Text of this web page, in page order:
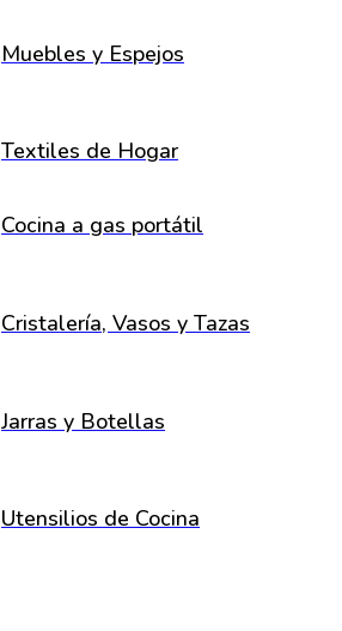
Muebles y Espejos
Textiles de Hogar
Cocina a gas portátil
Cristalería, Vasos y Tazas
Jarras y Botellas
Utensilios de Cocina